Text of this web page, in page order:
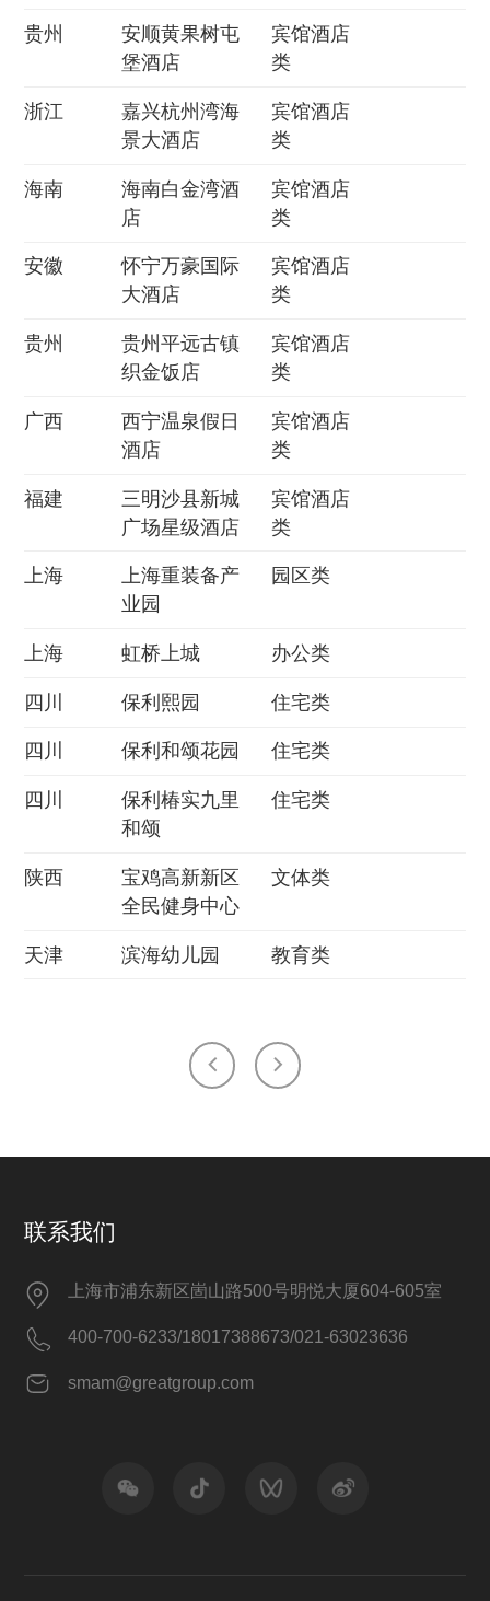
贵州
安顺黄果树屯
堡酒店
宾馆酒店
类
浙江
嘉兴杭州湾海
景大酒店
宾馆酒店
类
海南
海南白金湾酒
店
宾馆酒店
类
安徽
怀宁万豪国际
大酒店
宾馆酒店
类
贵州
贵州平远古镇
织金饭店
宾馆酒店
类
广西
西宁温泉假日
酒店
宾馆酒店
类
福建
三明沙县新城
广场星级酒店
宾馆酒店
类
上海
上海重装备产
业园
园区类
上海 虹桥上城 办公类
四川 保利熙园 住宅类
四川 保利和颂花园 住宅类
四川
保利椿实九里
和颂
住宅类
陕西
宝鸡高新新区
全民健身中心
文体类
天津 滨海幼儿园 教育类
联系我们
上海市浦东新区崮山路500号明悦大厦604-605室
400-700-6233/18017388673/021-63023636
smam@greatgroup.com